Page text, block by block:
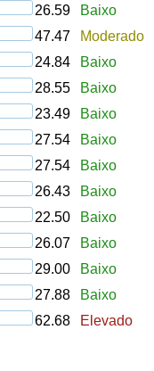
26.59
Baixo
47.47
Moderado
24.84
Baixo
28.55
Baixo
23.49
Baixo
27.54
Baixo
27.54
Baixo
26.43
Baixo
22.50
Baixo
26.07
Baixo
29.00
Baixo
27.88
Baixo
62.68 Elevado